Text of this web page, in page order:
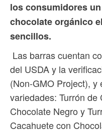
los consumidores
chocolate orgánico
sencillos.
Las barras cuentan
del USDA y la
(Non-GMO Project),
variedades: Turrón
Chocolate Negro y
Cacahuete con